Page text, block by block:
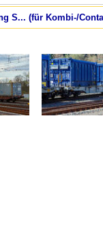
S... (für Kombi-/